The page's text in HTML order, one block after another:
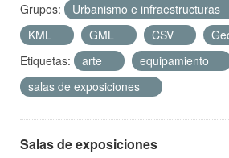
Grupos:
Urbanismo e infraestructuras
KML
GML CSV
Etiquetas:
arte equipamiento
salas de exposiciones
Salas de exposiciones